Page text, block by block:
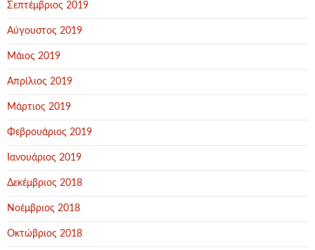
Σεπτέμβριος 2019
Αύγουστος 2019
Μάιος 2019
Απρίλιος 2019
Μάρτιος 2019
Φεβρουάριος 2019
Ιανουάριος 2019
Δεκέμβριος 2018
Νοέμβριος 2018
Οκτώβριος 2018